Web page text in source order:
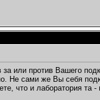
за или против Вашего
Не сами же Вы себя
что и лаборатория та